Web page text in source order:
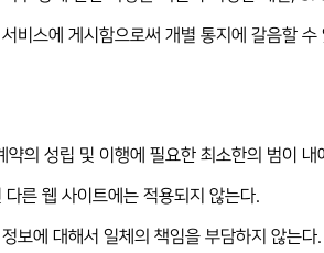
비스에 게시함으로써 개별 통지에 갈음할 수
의 성립 및 이행에 필요한 최소한의 범이
른 웹 사이트에는 적용되지 않는다.
보에 대해서 일체의 책임을 부담하지 않는다.